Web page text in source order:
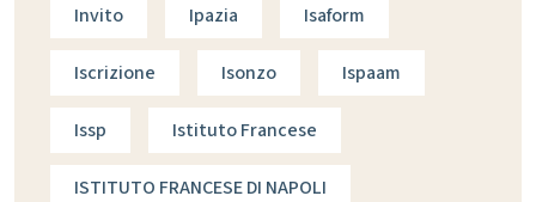
Invito Ipazia Isaform
Iscrizione Isonzo Ispaam
Issp Istituto Francese
ISTITUTO FRANCESE DI NAPOLI